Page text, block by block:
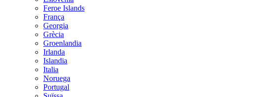
Feroe Islands
França
Georgia
Grècia
Groenlandia
Irlanda
Islandia
Italia
Noruega
Portugal